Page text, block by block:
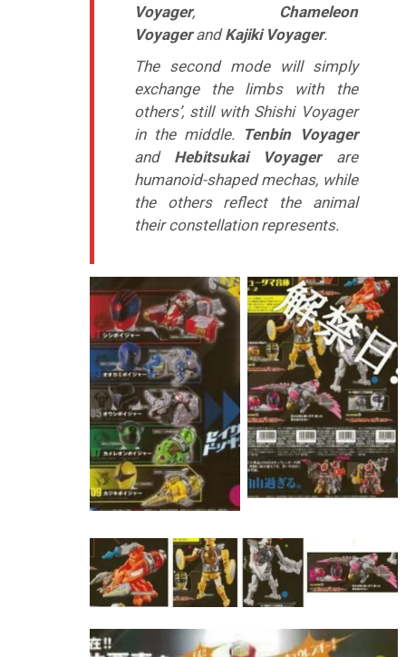
Voyager,
Chameleon
VoyagerandKajiki Voyager.
The second mode will simply
exchange the limbs with the
others’, still with Shishi Voyager
in the middle. Tenbin Voyager
and Hebitsukai Voyagerare
humanoid-shaped mechas, while
the others reflect the animal
their constellation represents.